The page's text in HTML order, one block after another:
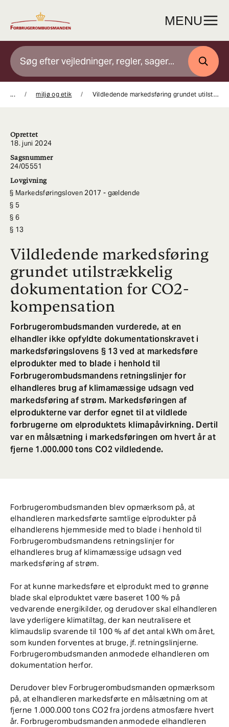
indhold
MENU
SØG
... miljø og etik Vildledende markedsføring grundet utilstrækkelig dokumentation for CO2-kompensation
Oprettet
18. juni 2024
Sagsnummer
24/05551
Lovgivning
Markedsføringsloven 2017 - gældende
5
6
13
Vildledende markedsføring
grundet utilstrækkelig
dokumentation for CO2-
kompensation
Forbrugerombudsmanden vurderede, at en
elhandler ikke opfyldte dokumentationskravet i
markedsføringslovens § 13 ved at markedsføre
elprodukter med to blade i henhold til
Forbrugerombudsmandens retningslinjer for
elhandleres brug af klimamæssige udsagn ved
markedsføring af strøm. Markedsføringen af
elprodukterne var derfor egnet til at vildlede
forbrugerne om elproduktets klimapåvirkning. Dertil
var en målsætning i markedsføringen om hvert år at
fjerne 1.000.000 tons CO2 vildledende.
Forbrugerombudsmanden blev opmærksom på, at
elhandleren markedsførte samtlige elprodukter på
elhandlerens hjemmeside med to blade i henhold til
Forbrugerombudsmandens retningslinjer for
elhandleres brug af klimamæssige udsagn ved
markedsføring af strøm.
For at kunne markedsføre et elprodukt med to grønne
blade skal elproduktet være baseret 100 % på
vedvarende energikilder, og derudover skal elhandleren
lave yderligere klimatiltag, der kan neutralisere et
klimaudslip svarende til 100 % af det antal kWh om året,
som kunden forventes at bruge, jf. retningslinjerne.
Forbrugerombudsmanden anmodede elhandleren om
dokumentation herfor.
Derudover blev Forbrugerombudsmanden opmærksom
på, at elhandleren markedsførte en målsætning om at
fjerne 1.000.000 tons CO2 fra jordens atmosfære hvert
år. Forbrugerombudsmanden anmodede elhandleren